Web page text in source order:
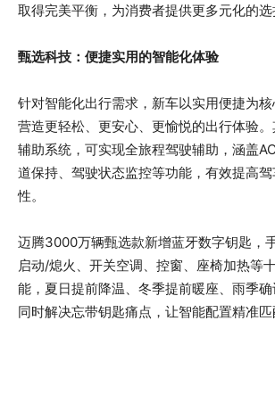
取得完美平衡，为消费者提供更多元化的选
甄选科技：便捷实用的智能化体验
针对智能化出行需求，新车以实用便捷为核
营造更轻松、更安心、更愉悦的出行体验
辅助系统，可实现全旅程驾驶辅助，涵盖
道保持、驾驶状态监控等功能，有效提高
性。
迈腾3000万辆甄选款新增蓝牙数字钥匙，
启动/熄火、开关空调、控窗、座椅加热等
能，夏日提前降温、冬季提前暖座、雨季确
同时解决忘带钥匙痛点，让智能配置精准匹